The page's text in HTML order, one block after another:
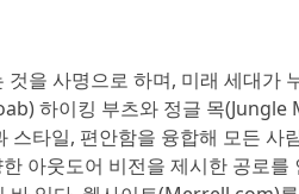
을 사명으로 하며, 미래 세대가
하이킹 부츠와 정글 목(Jungle
타일, 편안함을 융합해 모든 사
아웃도어 비전을 제시한 공로를